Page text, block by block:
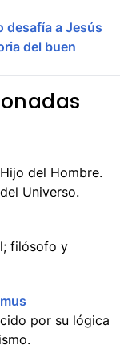
desafía a Jesús
del buen
del Hombre.
Universo.
filósofo y
por su lógica